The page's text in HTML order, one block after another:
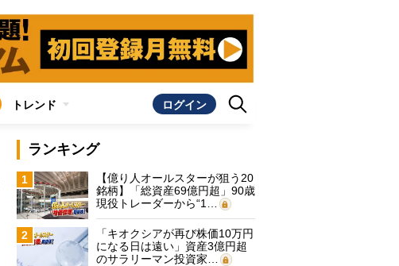
トレンド ログイン
ランキング
1
【億り人オールスターが狙う20
銘柄】「総資産69億円超」90歳
現役トレーダーから“1…
2
「キオクシアが再び株価10万円
になる日は遠い」資産3億円超
のサラリーマン投資家…